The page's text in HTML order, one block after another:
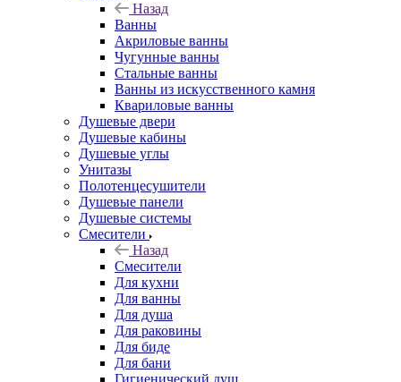
Назад
Ванны
Акриловые ванны
Чугунные ванны
Стальные ванны
Ванны из искусственного камня
Квариловые ванны
Душевые двери
Душевые кабины
Душевые углы
Унитазы
Полотенцесушители
Душевые панели
Душевые системы
Смесители
Назад
Смесители
Для кухни
Для ванны
Для душа
Для раковины
Для биде
Для бани
Гигиенический душ